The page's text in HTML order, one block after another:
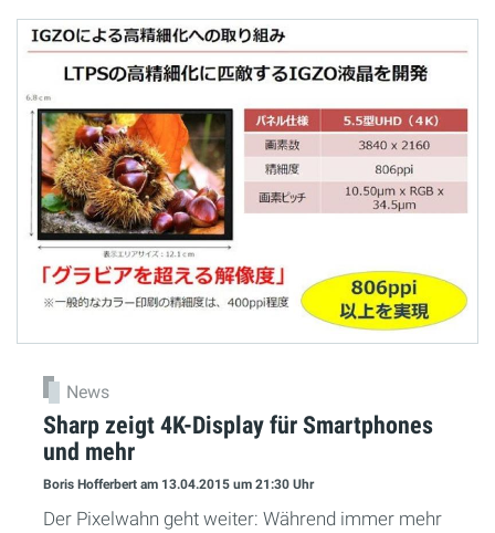
News
Sharp zeigt 4K-Display für Smartphones
und mehr
Boris Hofferbert am 13.04.2015 um 21:30 Uhr
Der Pixelwahn geht weiter: Während immer mehr